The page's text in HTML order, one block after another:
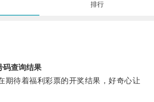
排行
码查询结果
待着福利彩票的开奖结果，好奇心让